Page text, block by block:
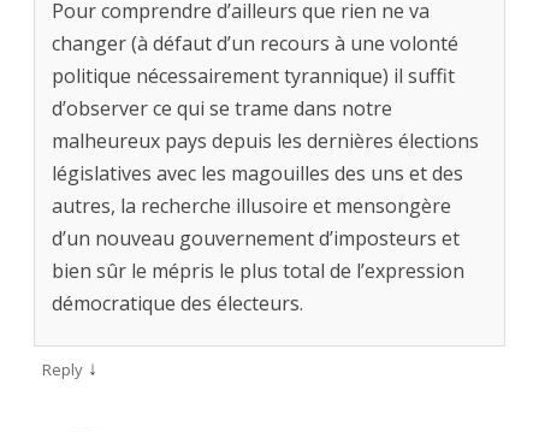
Pour comprendre d’ailleurs que rien ne va
changer (à défaut d’un recours à une volonté
politique nécessairement tyrannique) il suffit
d’observer ce qui se trame dans notre
malheureux pays depuis les dernières élections
législatives avec les magouilles des uns et des
autres, la recherche illusoire et mensongère
d’un nouveau gouvernement d’imposteurs et
bien sûr le mépris le plus total de l’expression
démocratique des électeurs.
Reply ↓